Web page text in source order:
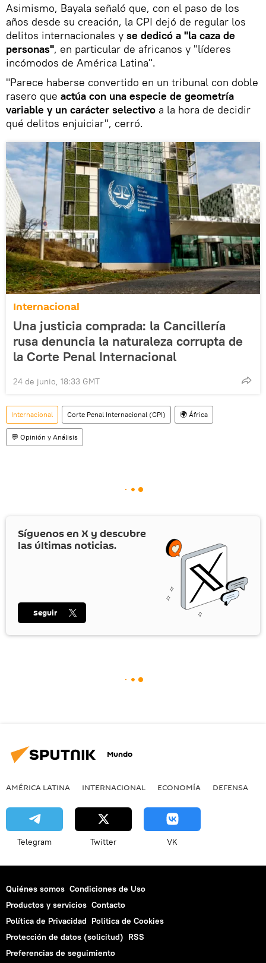
Asimismo, Bayala señaló que, con el paso de los
años desde su creación, la CPI dejó de regular los
delitos internacionales y se dedicó a "la caza de
personas", en particular de africanos y "líderes
incómodos de América Latina".
"Parece haberse convertido en un tribunal con doble
rasero que actúa con una especie de geometría
variable y un carácter selectivo a la hora de decidir
qué delitos enjuiciar", cerró.
Internacional
Una justicia comprada: la Cancillería
rusa denuncia la naturaleza corrupta de
la Corte Penal Internacional
24 de junio, 18:33 GMT
Internacional Corte Penal Internacional (CPI) 🌍 África
💬 Opinión y Análisis
Síguenos en X y descubre
las últimas noticias.
Seguir
Mundo
AMÉRICA LATINA INTERNACIONAL ECONOMÍA DEFENSA
Telegram Twitter VK
Quiénes somos Condiciones de Uso
Productos y servicios Contacto
Política de Privacidad Politica de Cookies
Protección de datos (solicitud) RSS
Preferencias de seguimiento